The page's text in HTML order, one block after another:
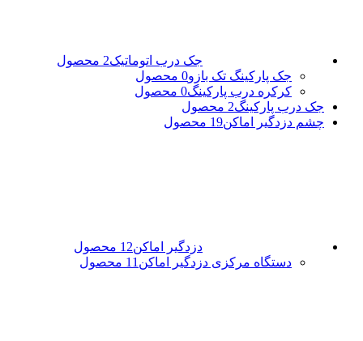
جک درب اتوماتیک2 محصول
جک پارکینگ تک بازو0 محصول
کرکره درب پارکینگ0 محصول
جک درب پارکینگ2 محصول
چشم دزدگیر اماکن19 محصول
دزدگیر اماکن12 محصول
دستگاه مرکزی دزدگیر اماکن 11 محصول